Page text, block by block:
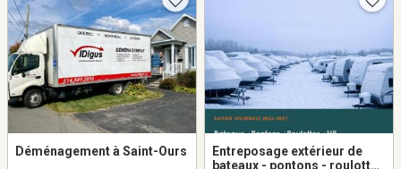
Déménagement à Saint-Ours
Entreposage extérieur de
bateaux - pontons - roulotte